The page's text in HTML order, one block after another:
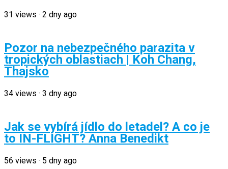
31 views · 2 dny ago
Pozor na nebezpečného parazita v
tropických oblastiach | Koh Chang,
Thajsko
34 views · 3 dny ago
Jak se vybírá jídlo do letadel? A co je
to IN-FLIGHT? Anna Benedikt
56 views · 5 dny ago